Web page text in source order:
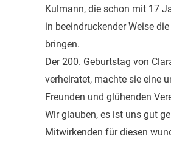
Kulmann, die schon mit 17
in beeindruckender Weise
bringen.
Der 200. Geburtstag von
verheiratet, machte sie eine
Freunden und glühenden
Wir glauben, es ist uns gut
Mitwirkenden für diesen